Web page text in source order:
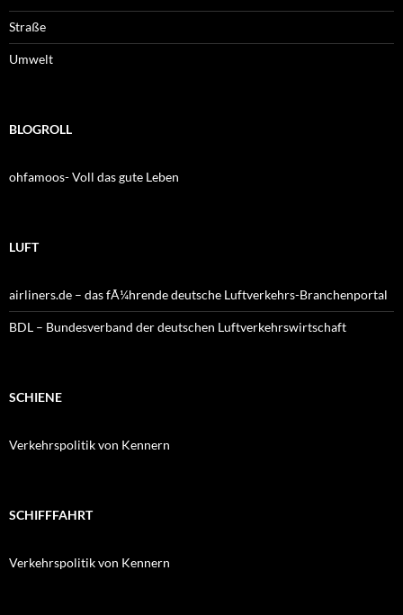
Straße
Umwelt
BLOGROLL
ohfamoos- Voll das gute Leben
LUFT
airliners.de – das fÃ¼hrende deutsche Luftverkehrs-Branchenportal
BDL – Bundesverband der deutschen Luftverkehrswirtschaft
SCHIENE
Verkehrspolitik von Kennern
SCHIFFFAHRT
Verkehrspolitik von Kennern